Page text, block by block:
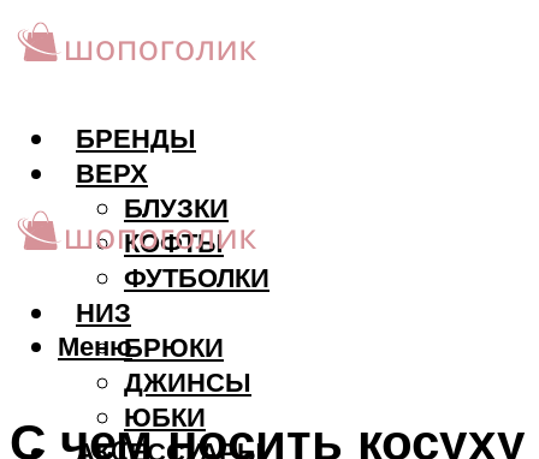
БРЕНДЫ
ВЕРХ
БЛУЗКИ
КОФТЫ
ФУТБОЛКИ
НИЗ
БРЮКИ
ДЖИНСЫ
ЮБКИ
АКCЕССУАРЫ
Меню
С чем носить косуху